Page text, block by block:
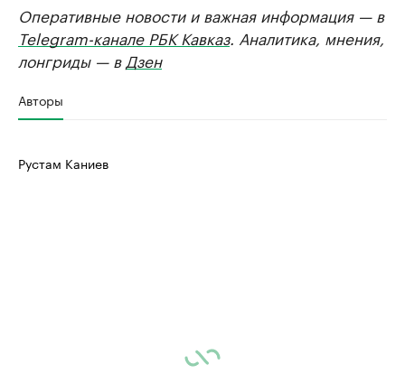
Оперативные новости и важная информация — в
Telegram-канале РБК Кавказ. Аналитика, мнения,
лонгриды — в Дзен
Авторы
Рустам Каниев